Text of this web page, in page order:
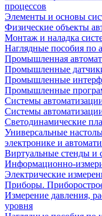
процессов
Элементы и основы
Физические объекты
Монтаж и наладка
Наглядные пособия по
Промышленная
Промышленные
Промышленные
Промышленные
Системы
Системы
Светодинамические
Универсальные
электронике и
Виртуальные стенды и
Информационно-
Электрические
Приборы.
Измерение давления,
уровня